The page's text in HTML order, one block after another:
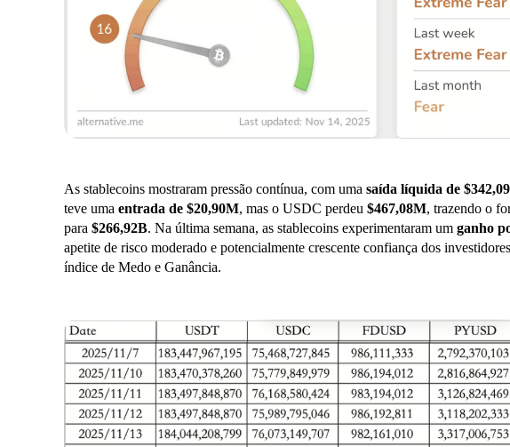
As stablecoins mostraram pressão contínua, com uma saída líquida de
teve uma entrada de $20,90M, mas o USDC perdeu $467,08M, trazendo o
para $266,92B. Na última semana, as stablecoins experimentaram um ganho
apetite de risco moderado e potencialmente crescente confiança dos
índice de Medo e Ganância.